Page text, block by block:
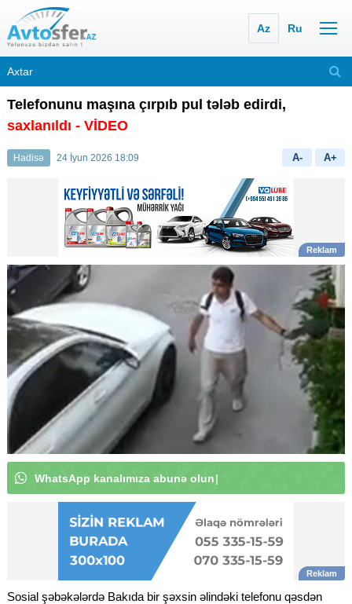
Az Ru
Telefonunu maşına çırpıb pul tələb edirdi,
saxlanıldı - VİDEO
Hadisə 24 İyun 2026 18:09 A- A+
WhatsApp |
Sosial şəbəkələrdə Bakıda bir şəxsin əlindəki telefonu qəsdən